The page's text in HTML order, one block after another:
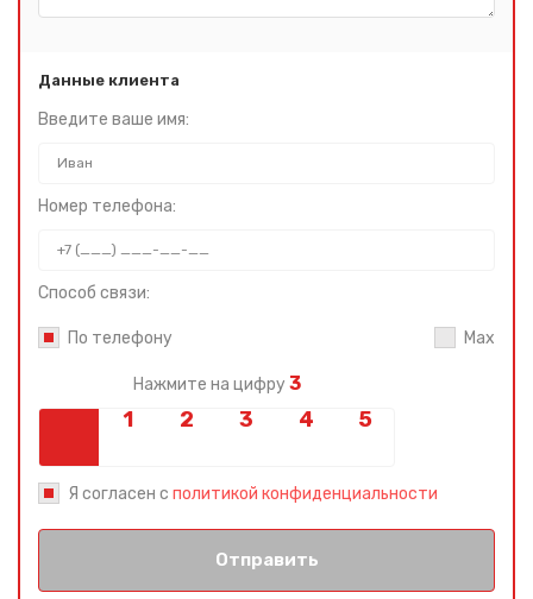
Данные клиента
Введите ваше имя:
Номер телефона:
Способ связи:
По телефону Max
Нажмите на цифру 3
Я согласен с политикой конфиденциальности
Отправить